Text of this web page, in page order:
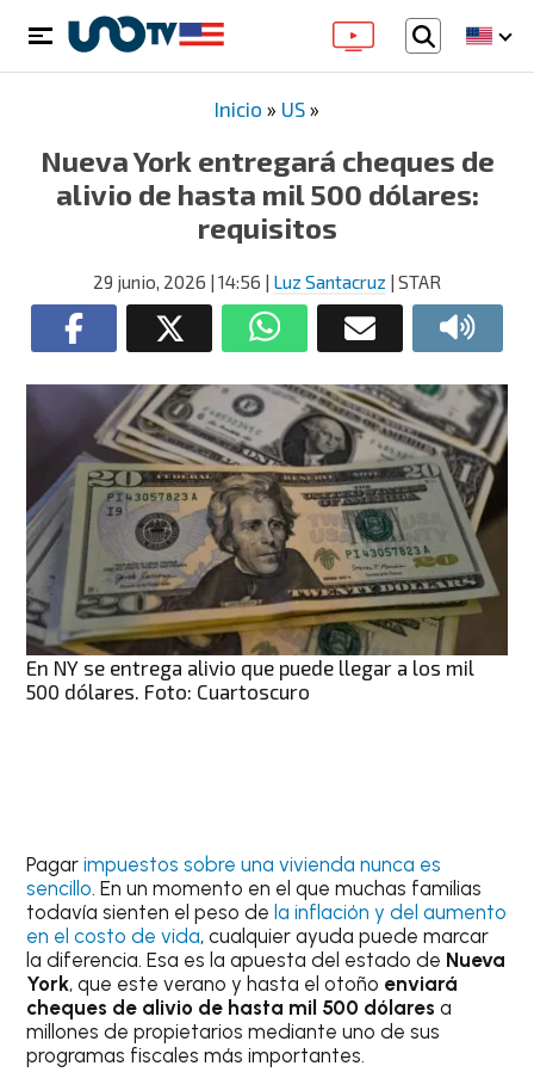
Inicio » US »
Nueva York entregará cheques de
alivio de hasta mil 500 dólares:
requisitos
29 junio, 2026 | 14:56 | Luz Santacruz | STAR
En NY se entrega alivio que puede llegar a los mil
500 dólares. Foto: Cuartoscuro
Pagarimpuestos sobre una vivienda nunca es
sencillo. En un momento en el que muchas familias
todavía sienten el peso dela inflación y del aumento
en el costo de vida, cualquier ayuda puede marcar
la diferencia. Esa es la apuesta del estado de Nueva
York, que este verano y hasta el otoño enviará
cheques de alivio de hasta mil 500 dólares a
millones de propietarios mediante uno de sus
programas fiscales más importantes.